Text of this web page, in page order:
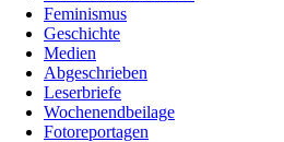
Feminismus
Geschichte
Medien
Abgeschrieben
Leserbriefe
Wochenendbeilage
Fotoreportagen